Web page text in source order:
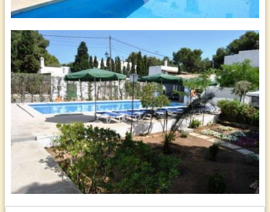
Pool
Pool, ca 5 x 7 m mit Sonnenliegen
Inklusivleistungen
Kinder unter 2 Jahre in Bett der Eltern
Frühstück und Steuer
Anmerkungen
Mindestaufenthalt 7 Nächte
Zusatzleistungen
Zustellbett 15 € Ü/F
Es gibt insgesamt 22 individuell eingerichtete Zimmer: "Red Sunset",